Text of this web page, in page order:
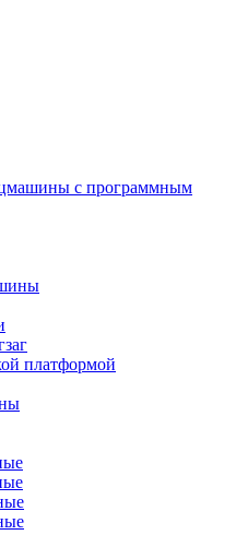
с программным
платформой